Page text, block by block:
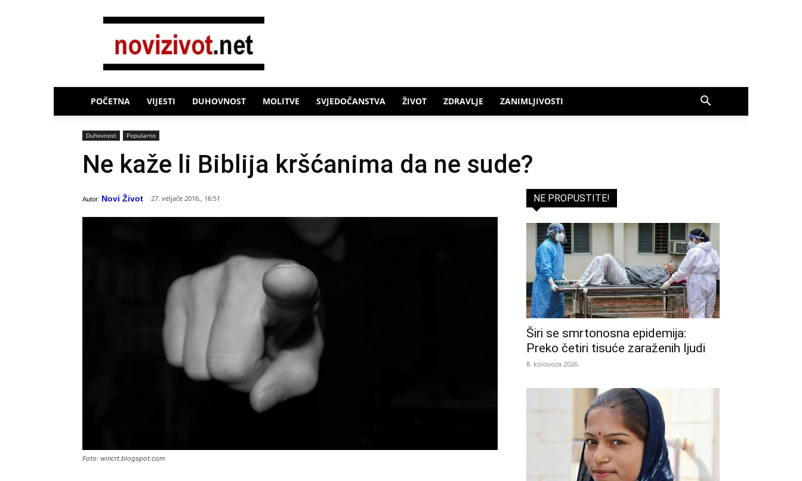
Novi
POČETNA VIJESTI DUHOVNOST MOLITVE SVJEDOČANSTVA ŽIVOT ZDRAVLJE ZANIMLJIVOSTI
Duhovnost Popularno
Ne kaže li Biblija kršćanima da ne sude?
Autor: Novi Život 27. veljače 2016., 16:51
Foto: wincrt.blogspot.com
NE PROPUSTITE!
Širi se smrtonosna epidemija:
Preko četiri tisuće zaraženih ljudi
8. kolovoza 2026.